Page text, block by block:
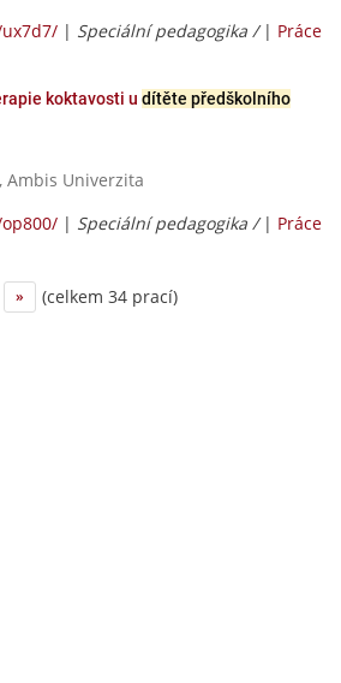
| Speciální pedagogika / | Práce
koktavosti u dítěte předškolního
Ambis Univerzita
| Speciální pedagogika / | Práce
» (celkem 34 prací)